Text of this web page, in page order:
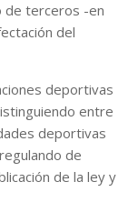
de terceros -en
del
deportivas
entre
deportivas
de
de la ley y